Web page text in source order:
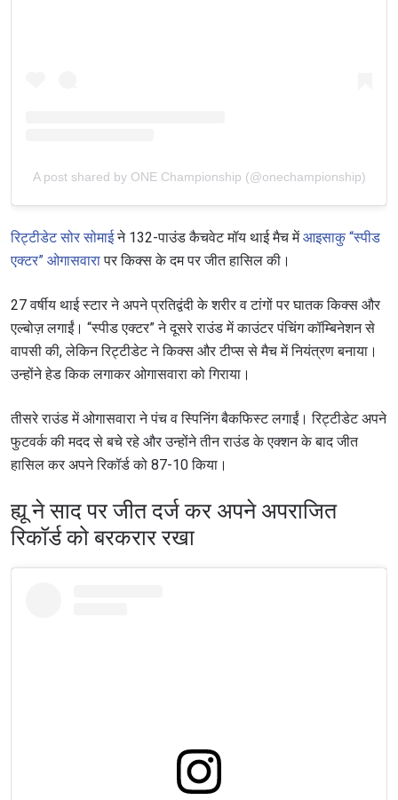
A post shared by ONE Championship (@onechampionship)
रिट्टीडेट सोर सोमाईने 132-पाउंड कैचवेट मॉय थाई मैच मेंआइसाकु “स्पीड
एक्टर” ओगासवारापर किक्स के दम पर जीत हासिल की।
27 वर्षीय थाई स्टार ने अपने प्रतिद्वंदी के शरीर व टांगों पर घातक किक्स और
एल्बोज़ लगाईं। “स्पीड एक्टर” ने दूसरे राउंड में काउंटर पंचिंग कॉम्बिनेशन से
वापसी की, लेकिन रिट्टीडेट ने किक्स और टीप्स से मैच में नियंत्रण बनाया।
उन्होंने हेड किक लगाकर ओगासवारा को गिराया।
तीसरे राउंड में ओगासवारा ने पंच व स्पिनिंग बैकफिस्ट लगाईं। रिट्टीडेट अपने
फुटवर्क की मदद से बचे रहे और उन्होंने तीन राउंड के एक्शन के बाद जीत
हासिल कर अपने रिकॉर्ड को 87-10 किया।
ह्यू ने साद पर जीत दर्ज कर अपने अपराजित
रिकॉर्ड को बरकरार रखा